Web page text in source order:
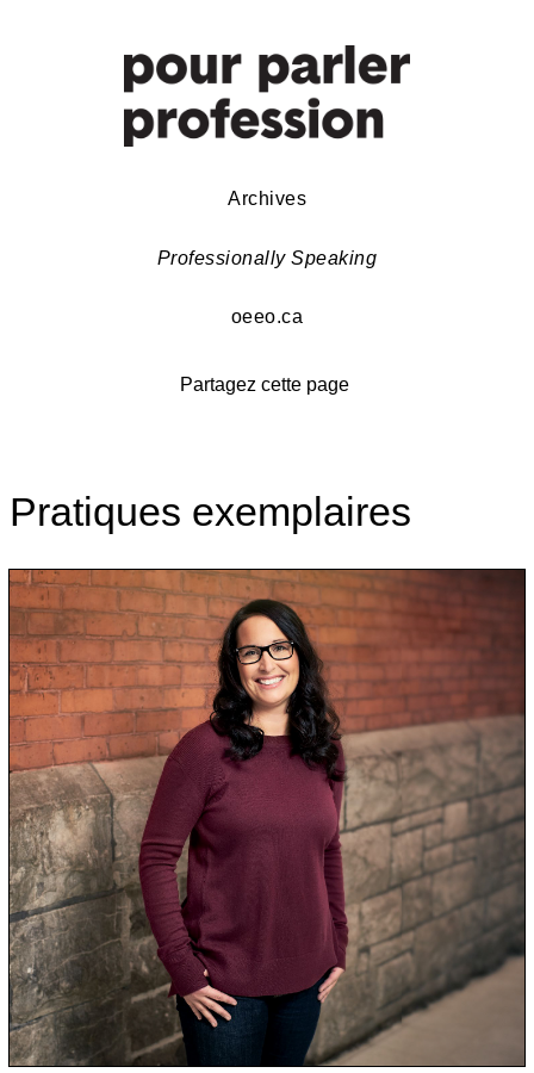
Archives
Professionally Speaking
oeeo.ca
Partagez cette page
Pratiques exemplaires